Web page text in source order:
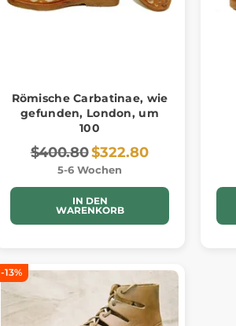
Römische Carbatinae, wie
gefunden, London, um
100
$400.80$322.80
5-6 Wochen
IN DEN
WARENKORB
-13%